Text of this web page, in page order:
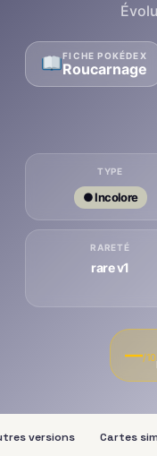
FICHE POKÉDEX
Roucarnage
TYPE
● Incolore
RARETÉ
rare v1
—/10
versions Cartes